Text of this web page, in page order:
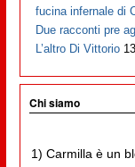
fucina infernale di
Due racconti pre
L’altro Di Vittorio
Chi siamo
1) Carmilla è un